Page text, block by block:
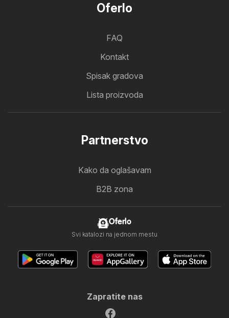
Oferlo
FAQ
Kontakt
Spisak gradova
Lista proizvoda
Partnerstvo
Kako da oglašavam
B2B zona
Oferlo
Svi katalozi na jednom mestu
Zapratite nas